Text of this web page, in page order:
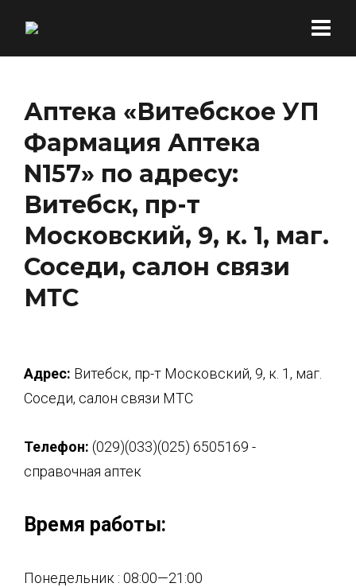
Аптека «Витебское УП
Фармация Аптека
N157» по адресу:
Витебск, пр-т
Московский, 9, к. 1, маг.
Соседи, салон связи
МТС
Адрес: Витебск, пр-т Московский, 9, к. 1, маг.
Соседи, салон связи МТС
Телефон: (029)(033)(025) 6505169 -
справочная аптек
Время работы:
Понедельник : 08:00—21:00